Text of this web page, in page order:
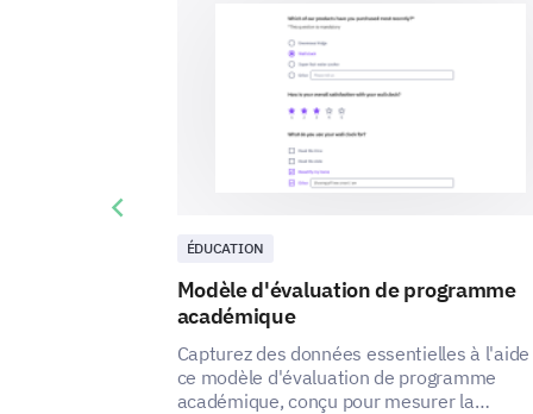
ÉDUCATION
Modèle d'évaluation de programme
académique
Capturez des données essentielles à l'aide
ce modèle d'évaluation de programme
académique, conçu pour mesurer la
Previous slide